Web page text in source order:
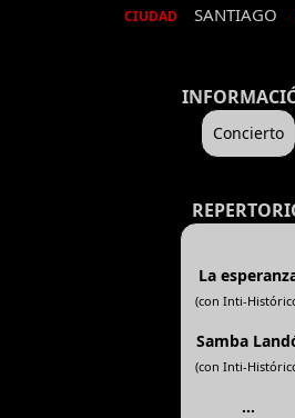
CIUDAD SANTIAGO
Concierto
La
(con Inti-
Samba
(con Inti-
...